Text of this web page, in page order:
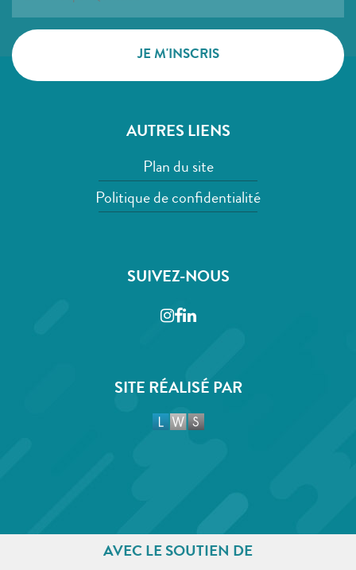
AUTRES LIENS
Plan du site
Politique de confidentialité
SUIVEZ-NOUS
Instagram
Facebook
LinkedIn
SITE RÉALISÉ PAR
AVEC LE SOUTIEN DE